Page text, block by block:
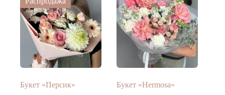
Букет «Персик»
Букет «Hermosa»